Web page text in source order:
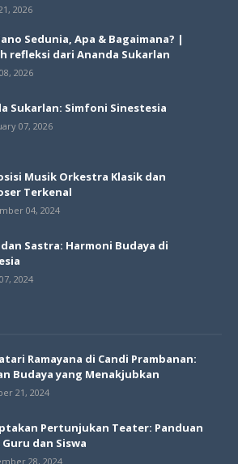
2026
Sedunia, Apa & Bagaimana? |
refleksi dari Ananda Sukarlan
2026
Sukarlan: Simfoni Sinestesia
07, 2026
Musik Orkestra Klasik dan
Terkenal
04, 2024
Sastra: Harmoni Budaya di
2024
Ramayana di Candi Prambanan:
Budaya yang Menakjubkan
21, 2024
Pertunjukan Teater: Panduan
dan Siswa
28, 2024